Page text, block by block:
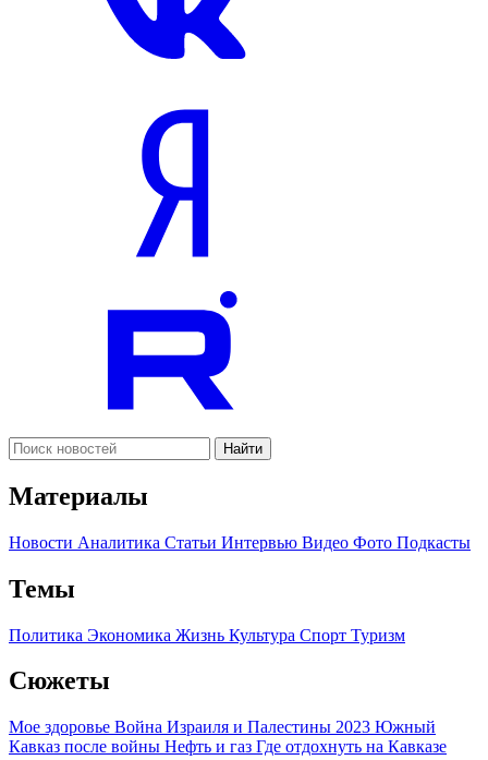
Найти
Материалы
Новости Аналитика Статьи Интервью Видео Фото Подкасты
Темы
Политика Экономика Жизнь Культура Спорт Туризм
Сюжеты
Мое здоровье Война Израиля и Палестины 2023 Южный
Кавказ после войны Нефть и газ Где отдохнуть на Кавказе